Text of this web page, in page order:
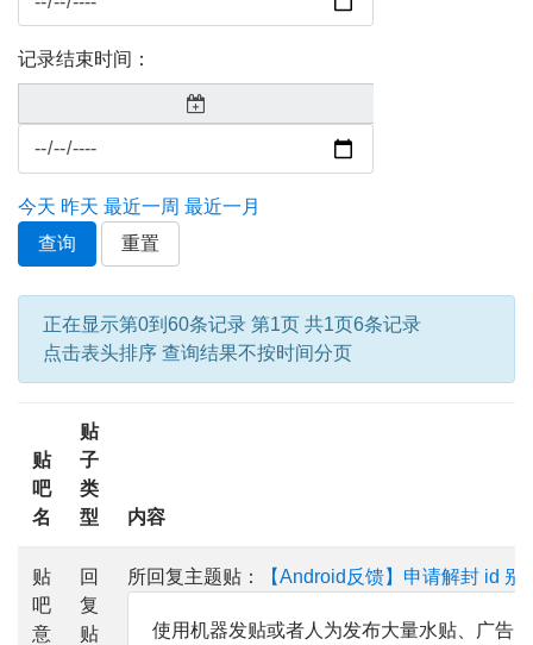
记录结束时间：
今天 昨天 最近一周 最近一月
查询
重置
正在显示第0到60条记录 第1页 共1页6条记录
点击表头排序 查询结果不按时间分页
贴
吧
名
贴
子
类
型
内容
贴
吧
意
回
复
贴
所回复主题贴： 【Android反馈】申请解封 id 别
使用机器发贴或者人为发布大量水贴、广告